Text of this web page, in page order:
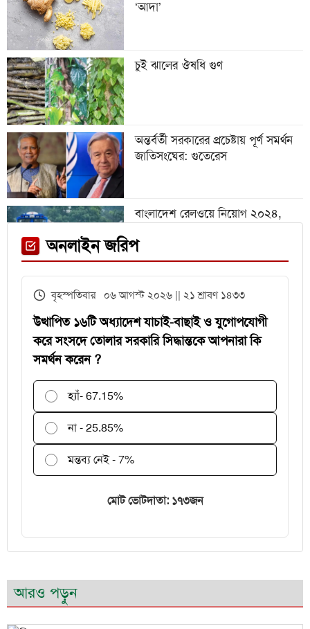
বিশ্বকাপে রোনালদিনহোকে ছাড়িয়ে
ফেনী স্টেশনে মেঘনা ট্রেনের ইঞ্জিন
বিকল, আড়াই ঘণ্টা আটকা ৮০০ যাত্রী
‘আদা’
চুই ঝালের ঔষধি গুণ
অন্তর্বর্তী সরকারের প্রচেষ্টায় পূর্ণ সমর্থন
জাতিসংঘের: গুতেরেস
বাংলাদেশ রেলওয়ে নিয়োগ ২০২৪,
পরীক্ষকদের জন্য সময় বাড়ল ২ দিন
অনলাইন জরিপ
বৃহস্পতিবার ০৬ আগস্ট ২০২৬ || ২১ শ্রাবণ ১৪৩৩
উত্থাপিত ১৬টি অধ্যাদেশ যাচাই-বাছাই ও যুগোপযোগী
করে সংসদে তোলার সরকারি সিদ্ধান্তকে আপনারা কি
সমর্থন করেন ?
হ্যাঁ- 67.15%
না - 25.85%
মন্তব্য নেই - 7%
মোট ভোটদাতা: ১৭৩জন
আরও পড়ুন